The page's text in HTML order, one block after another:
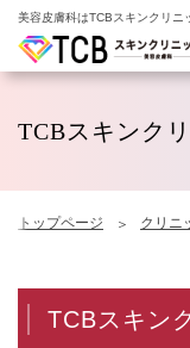
美容皮膚科はTCBスキンクリニ
TCBスキンク
トップページ クリニ
TCBスキン